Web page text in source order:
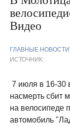
Видео
ГЛАВНЫЕ НОВОСТИ
ИСТОЧНИК:
7 июля в 16-30
насмерть сбит
на велосипеде
автомобиль